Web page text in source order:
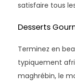
satisfaire tous
Desserts
Terminez en
typiquement
maghrébin, le